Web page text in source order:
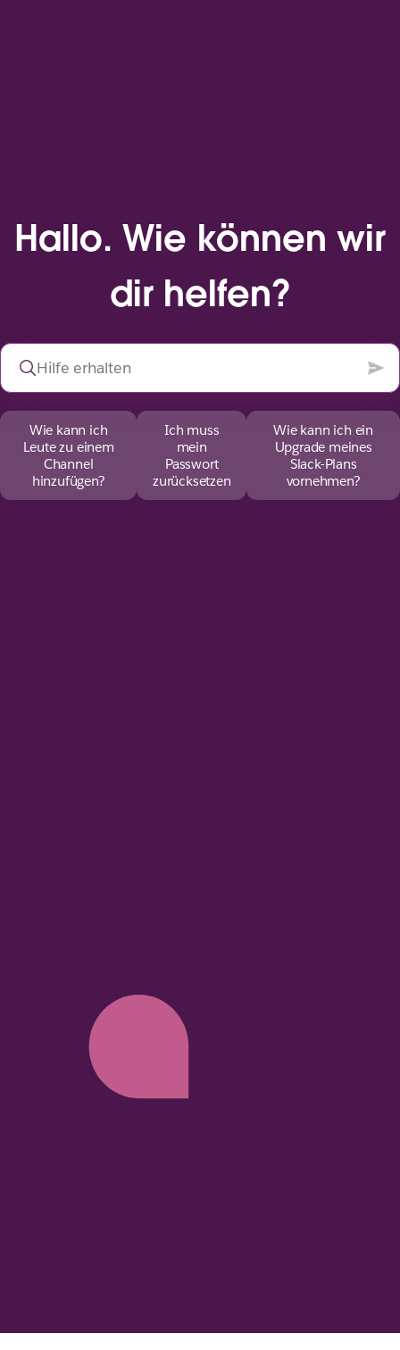
Hallo. Wie können wir
dir helfen?
Wie kann ich
Leute zu einem
Channel
hinzufügen?
Ich muss
mein
Passwort
zurücksetzen
Wie kann ich ein
Upgrade meines
Slack-Plans
vornehmen?